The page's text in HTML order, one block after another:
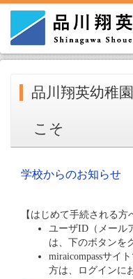
品川翔英幼稚
こそ
学校からのお知らせ
【はじめて手続される方
ユーザID（メール
は、下のボタンを
miraicompassサイ
方は、ログインに